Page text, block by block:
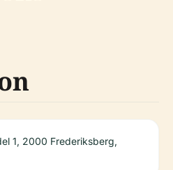
1, 2000 Frederiksberg,